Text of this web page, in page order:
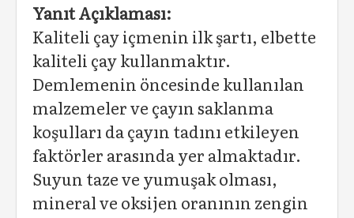
Yanıt Açıklaması:
Kaliteli çay içmenin ilk şartı, elbette
kaliteli çay kullanmaktır.
Demlemenin öncesinde kullanılan
malzemeler ve çayın saklanma
koşulları da çayın tadını etkileyen
faktörler arasında yer almaktadır.
Suyun taze ve yumuşak olması,
mineral ve oksijen oranının zengin